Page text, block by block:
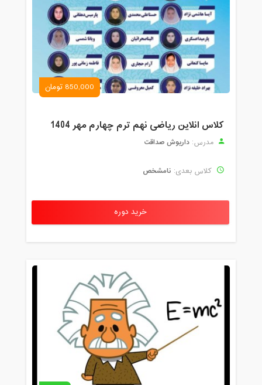
850,000 تومان
کلاس انلاین ریاضی نهم ترم چهارم مهر 1404
مدرس: داریوش صداقت
کلاس بعدی: نامشخص
خرید دوره